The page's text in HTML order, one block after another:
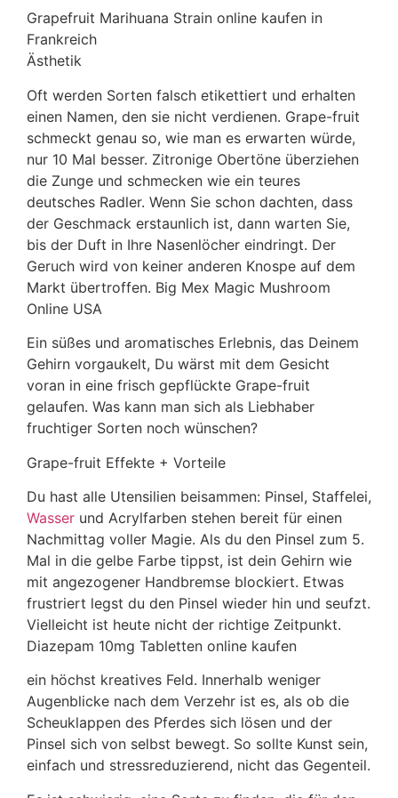
Grapefruit Marihuana Strain online kaufen in
Frankreich
Ästhetik
Oft werden Sorten falsch etikettiert und erhalten
einen Namen, den sie nicht verdienen. Grape-fruit
schmeckt genau so, wie man es erwarten würde,
nur 10 Mal besser. Zitronige Obertöne überziehen
die Zunge und schmecken wie ein teures
deutsches Radler. Wenn Sie schon dachten, dass
der Geschmack erstaunlich ist, dann warten Sie,
bis der Duft in Ihre Nasenlöcher eindringt. Der
Geruch wird von keiner anderen Knospe auf dem
Markt übertroffen. Big Mex Magic Mushroom
Online USA
Ein süßes und aromatisches Erlebnis, das Deinem
Gehirn vorgaukelt, Du wärst mit dem Gesicht
voran in eine frisch gepflückte Grape-fruit
gelaufen. Was kann man sich als Liebhaber
fruchtiger Sorten noch wünschen?
Grape-fruit Effekte + Vorteile
Du hast alle Utensilien beisammen: Pinsel, Staffelei,
Wasser und Acrylfarben stehen bereit für einen
Nachmittag voller Magie. Als du den Pinsel zum 5.
Mal in die gelbe Farbe tippst, ist dein Gehirn wie
mit angezogener Handbremse blockiert. Etwas
frustriert legst du den Pinsel wieder hin und seufzt.
Vielleicht ist heute nicht der richtige Zeitpunkt.
Diazepam 10mg Tabletten online kaufen
ein höchst kreatives Feld. Innerhalb weniger
Augenblicke nach dem Verzehr ist es, als ob die
Scheuklappen des Pferdes sich lösen und der
Pinsel sich von selbst bewegt. So sollte Kunst sein,
einfach und stressreduzierend, nicht das Gegenteil.